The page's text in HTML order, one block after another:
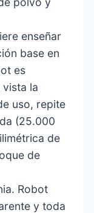
enseñar
base en
es
la
uso, repite
(25.000
de
de
Robot
y toda